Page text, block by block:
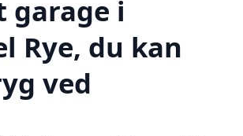
garage i
Rye, du kan
ved